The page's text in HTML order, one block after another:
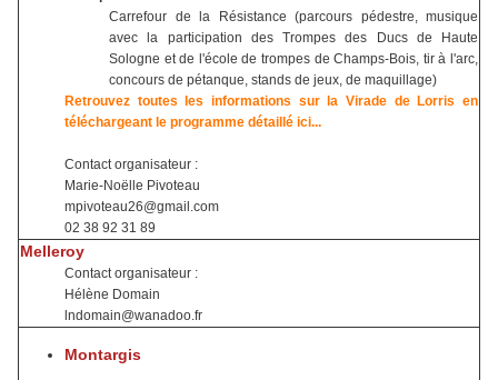
Carrefour de la Résistance (parcours pédestre, musique
avec la participation des Trompes des Ducs de Haute
Sologne et de l'école de trompes de Champs-Bois, tir à l'arc,
concours de pétanque, stands de jeux, de maquillage)
Retrouvez toutes les informations sur la Virade de Lorris en
téléchargeant le programme détaillé ici...
Contact organisateur :
Marie-Noëlle Pivoteau
mpivoteau26@gmail.com
02 38 92 31 89
Melleroy
Contact organisateur :
Hélène Domain
lndomain@wanadoo.fr
Montargis